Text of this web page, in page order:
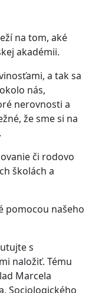
na tom, aké
akadémii.
a tak sa
nás,
nerovnosti a
že sme si na
či rodovo
školách a
pomocou našeho
s
naložiť. Tému
Marcela
Sociologického